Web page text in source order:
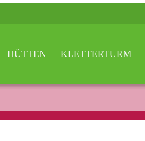
HÜTTEN KLETTERTURM